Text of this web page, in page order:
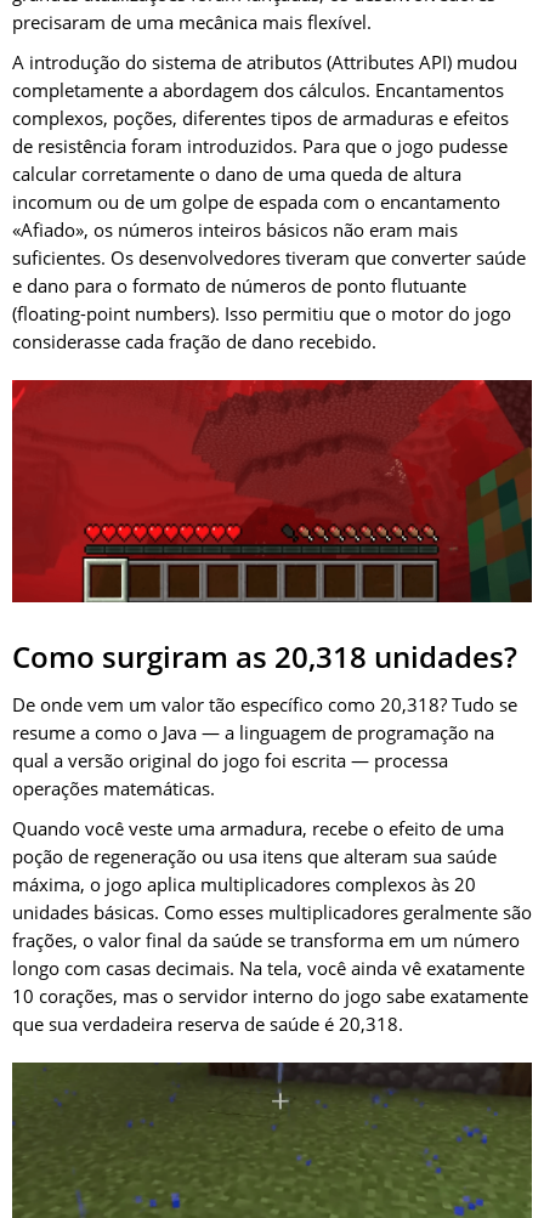
precisaram de uma mecânica mais flexível.
A introdução do sistema de atributos (Attributes API) mudou
completamente a abordagem dos cálculos. Encantamentos
complexos, poções, diferentes tipos de armaduras e efeitos
de resistência foram introduzidos. Para que o jogo pudesse
calcular corretamente o dano de uma queda de altura
incomum ou de um golpe de espada com o encantamento
«Afiado», os números inteiros básicos não eram mais
suficientes. Os desenvolvedores tiveram que converter saúde
e dano para o formato de números de ponto flutuante
(floating-point numbers). Isso permitiu que o motor do jogo
considerasse cada fração de dano recebido.
Como surgiram as 20,318 unidades?
De onde vem um valor tão específico como 20,318? Tudo se
resume a como o Java — a linguagem de programação na
qual a versão original do jogo foi escrita — processa
operações matemáticas.
Quando você veste uma armadura, recebe o efeito de uma
poção de regeneração ou usa itens que alteram sua saúde
máxima, o jogo aplica multiplicadores complexos às 20
unidades básicas. Como esses multiplicadores geralmente são
frações, o valor final da saúde se transforma em um número
longo com casas decimais. Na tela, você ainda vê exatamente
10 corações, mas o servidor interno do jogo sabe exatamente
que sua verdadeira reserva de saúde é 20,318.